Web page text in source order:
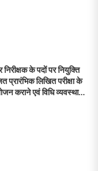
के पदों पर नियुक्ति
प्रारंभिक लिखित परीक्षा के
कराने एवं विधि व्यवस्था